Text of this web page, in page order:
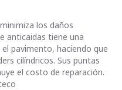
los daños
anticaidas tiene una
pavimento, haciendo que
cilíndricos. Sus puntas
el costo de reparación.